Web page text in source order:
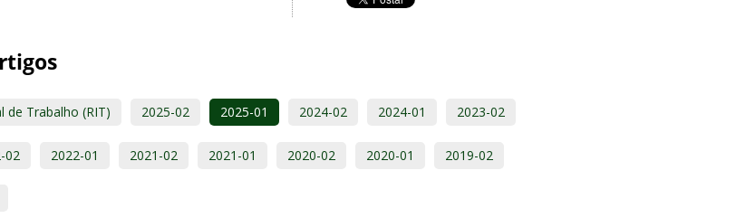
de Trabalho (RIT) 2025-02 2025-01 2024-02 2024-01 2023-02
02 2022-01 2021-02 2021-01 2020-02 2020-01 2019-02